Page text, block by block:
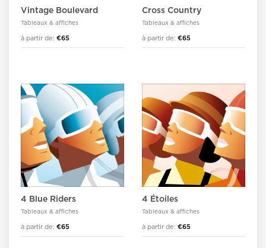
Vintage Boulevard
Tableaux & affiches
à partir de: €65
Cross Country
Tableaux & affiches
à partir de: €65
4 Blue Riders
Tableaux & affiches
à partir de: €65
4 Étoiles
Tableaux & affiches
à partir de: €65